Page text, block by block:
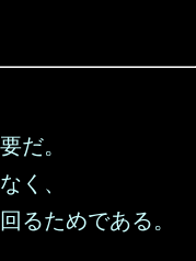
だ。
く、
るためである。